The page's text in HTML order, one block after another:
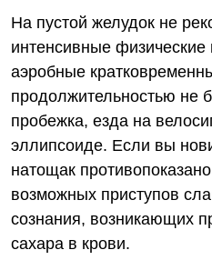
На пустой желудок не
интенсивные физические
аэробные
продолжительностью не
пробежка, езда на
эллипсоиде. Если вы
натощак
возможных приступов
сознания, возникающих
сахара в крови.